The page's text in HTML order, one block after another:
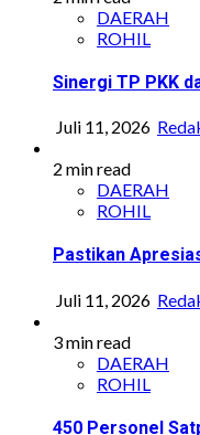
DAERAH
ROHIL
Sinergi TP PKK
Juli 11, 2026
2 min read
DAERAH
ROHIL
Pastikan
Juli 11, 2026
3 min read
DAERAH
ROHIL
450 Personel